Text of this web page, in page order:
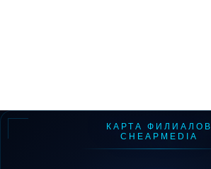
КАРТА ФИЛИАЛОВ
CHEAPMEDIA